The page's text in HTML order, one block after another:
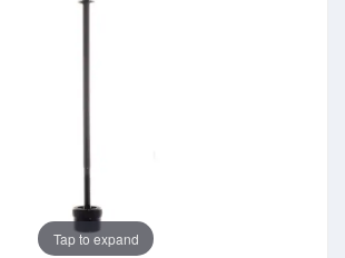
Tap to expand